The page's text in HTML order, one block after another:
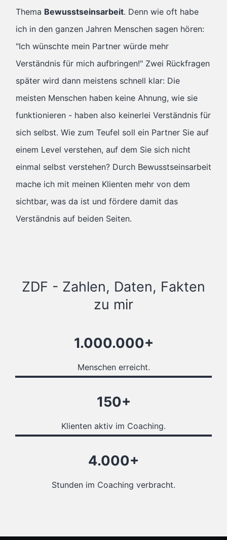
Thema Bewusstseinsarbeit. Denn wie oft habe
ich in den ganzen Jahren Menschen sagen hören:
"Ich wünschte mein Partner würde mehr
Verständnis für mich aufbringen!" Zwei Rückfragen
später wird dann meistens schnell klar: Die
meisten Menschen haben keine Ahnung, wie sie
funktionieren - haben also keinerlei Verständnis für
sich selbst. Wie zum Teufel soll ein Partner Sie auf
einem Level verstehen, auf dem Sie sich nicht
einmal selbst verstehen? Durch Bewusstseinsarbeit
mache ich mit meinen Klienten mehr von dem
sichtbar, was da ist und fördere damit das
Verständnis auf beiden Seiten.
ZDF - Zahlen, Daten, Fakten
zu mir
1.000.000+
Menschen erreicht.
150+
Klienten aktiv im Coaching.
4.000+
Stunden im Coaching verbracht.